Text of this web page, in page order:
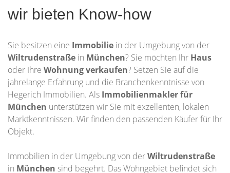
wir bieten Know-how
Sie besitzen eine Immobilie in der Umgebung von der
Wiltrudenstraße in München? Sie möchten Ihr Haus
oder Ihre Wohnungverkaufen? Setzen Sie auf die
jahrelange Erfahrung und die Branchenkenntnisse von
Hegerich Immobilien. Als Immobilienmakler für
München unterstützen wir Sie mit exzellenten, lokalen
Marktkenntnissen. Wir finden den passenden Käufer für Ihr
Objekt.
Immobilien in der Umgebung von derWiltrudenstraße
in München sind begehrt. Das Wohngebiet befindet sich